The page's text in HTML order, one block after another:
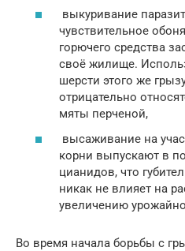
выкуривание
чувствительное
горючего средства
своё жилище.
шерсти этого же
отрицательно
мяты перченой,
высаживание на
корни выпускают в
цианидов, что
никак не влияет на
увеличению
Во время начала борьбы с